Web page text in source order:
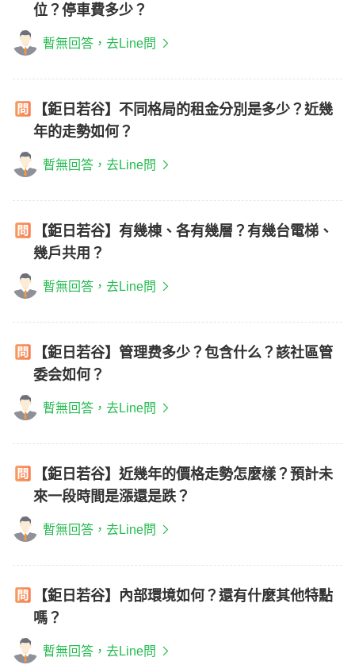
位？停車費多少？
暫無回答，去Line問
【鉅日若谷】不同格局的租金分別是多少？近幾
年的走勢如何？
暫無回答，去Line問
【鉅日若谷】有幾棟、各有幾層？有幾台電梯、
幾戶共用？
暫無回答，去Line問
【鉅日若谷】管理费多少？包含什么？該社區管
委会如何？
暫無回答，去Line問
【鉅日若谷】近幾年的價格走勢怎麼樣？預計未
來一段時間是漲還是跌？
暫無回答，去Line問
【鉅日若谷】內部環境如何？還有什麼其他特點
嗎？
暫無回答，去Line問